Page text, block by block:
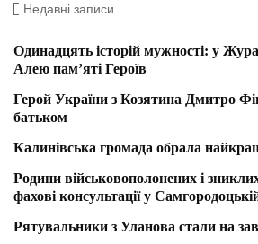
Недавні записи
Одинадцять історій мужності: у
Алею пам’яті Героїв
Герой України з Козятина Дмитро
батьком
Калинівська громада обрала
Родини військовополонених і
фахові консультації у
Рятувальники з Уланова стали на